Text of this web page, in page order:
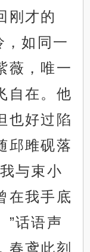
刚才的
，如同一
薇，唯一
自在。他
也好过陷
邱雎砚落
与束小
在我手底
”话语声
春鸢此刻